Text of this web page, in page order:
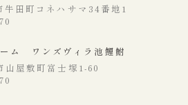
田町コネハサマ34番地1
ム ワンズヴィラ池鯉鮒
屋敷町富士塚1-60